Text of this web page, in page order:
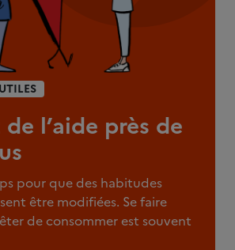
l’aide près de
pour que des habitudes
être modifiées. Se faire
de consommer est souvent